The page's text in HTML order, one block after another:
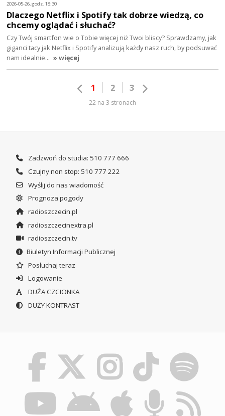
2026-05-26, godz. 18:30
Dlaczego Netflix i Spotify tak dobrze wiedzą, co
chcemy oglądać i słuchać?
Czy Twój smartfon wie o Tobie więcej niż Twoi bliscy? Sprawdzamy, jak
giganci tacy jak Netflix i Spotify analizują każdy nasz ruch, by podsuwać
nam idealnie… » więcej
1 2 3
22 na 3 stronach
Zadzwoń do studia: 510 777 666
Czujny non stop: 510 777 222
Wyślij do nas wiadomość
Prognoza pogody
radioszczecin.pl
radioszczecinextra.pl
radioszczecin.tv
Biuletyn Informacji Publicznej
Posłuchaj teraz
Logowanie
DUŻA CZCIONKA
DUŻY KONTRAST